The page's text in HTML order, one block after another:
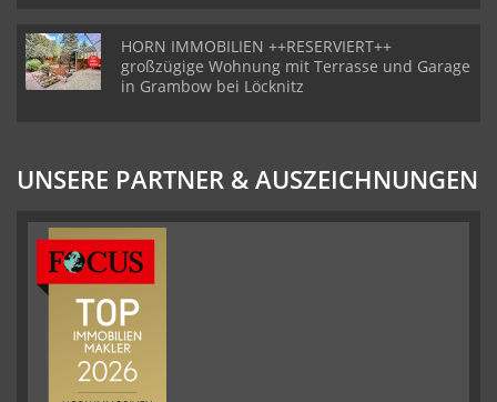
HORN IMMOBILIEN ++RESERVIERT++
großzügige Wohnung mit Terrasse und Garage
in Grambow bei Löcknitz
UNSERE PARTNER & AUSZEICHNUNGEN